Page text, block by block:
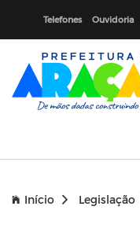
Telefones Ouvidoria
Início Legislação